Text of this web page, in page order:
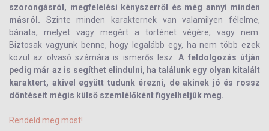
szorongásról, megfelelési kényszerről és még annyi minden
másról. Szinte minden karakternek van valamilyen félelme,
bánata, melyet vagy megért a történet végére, vagy nem.
Biztosak vagyunk benne, hogy legalább egy, ha nem több ezek
közül az olvasó számára is ismerős lesz.A feldolgozás útján
pedig már az is segíthet elindulni, ha találunk egy olyan kitalált
karaktert, akivel együtt tudunk érezni, de akinek jó és rossz
döntéseit mégis külső szemlélőként figyelhetjük meg.
Rendeld meg most!